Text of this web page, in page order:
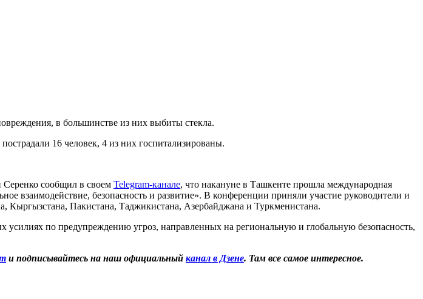
в большинстве из них выбиты стекла.
16 человек, 4 из них госпитализированы.
сообщил в своем Telegram-канале, что накануне в Ташкенте прошла международная
взаимодействие, безопасность и развитие». В конференции приняли участие руководители и
Кыргызстана, Пакистана, Таджикистана, Азербайджана и Туркменистана.
по предупреждению угроз, направленных на региональную и глобальную безопасность,
и подписывайтесь на наш официальный канал в Дзене. Там все самое интересное.